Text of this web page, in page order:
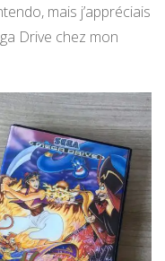
mais j’appréciais
Drive chez mon